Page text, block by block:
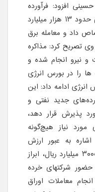
افزود: فرآورده
های نفتی و محصولات پتروشیمی حدود ١٣ هزار میلیارد
داد و معامله برق
بود. وی تصریح کرد: مذاکره
و نیرو انجام شده و
را در بورس انرژی
ادامه داد: این
جدید نفتی و
پذیرش قرار دهد،
نیاز هیچ‌گونه
به عبور ارزش
معاملات برق در بورس انرژی از ٣٠٠٠ میلیارد ریال، ابراز
شرکتهای خرده
معاملات اوراق